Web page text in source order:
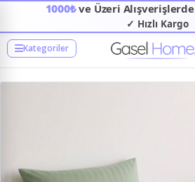
1000₺ve Üzeri Alışverişlerde
✓ Hızlı Kargo
Kategoriler